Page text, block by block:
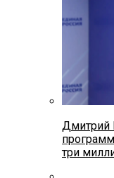
Дмитрий
три